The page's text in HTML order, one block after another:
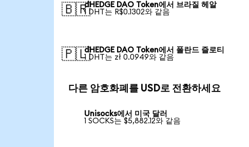
🇧🇷dHEDGE DAO Token에서 브라질 헤알
1 DHT는 R$0.1302와 같음
🇵🇱dHEDGE DAO Token에서 폴란드 즐로티
1 DHT는 zł 0.0949와 같음
다른 암호화폐를 USD로 전환하세요
Unisocks에서 미국 달러
1 SOCKS는 $5,882.12와 같음